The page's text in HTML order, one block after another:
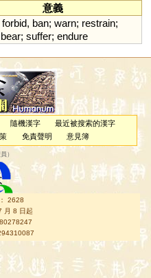
意義
forbid, ban; warn; restrain;
bear; suffer; endure
隨機漢字
最近被搜索的漢字
免責聲明 意見簿
）
2628
月 8 日起